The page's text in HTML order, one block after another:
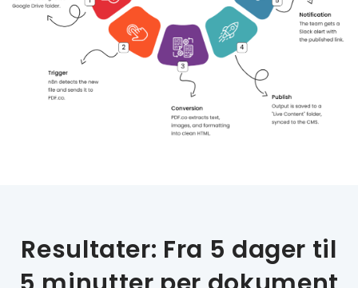
Resultater: Fra 5 dager til